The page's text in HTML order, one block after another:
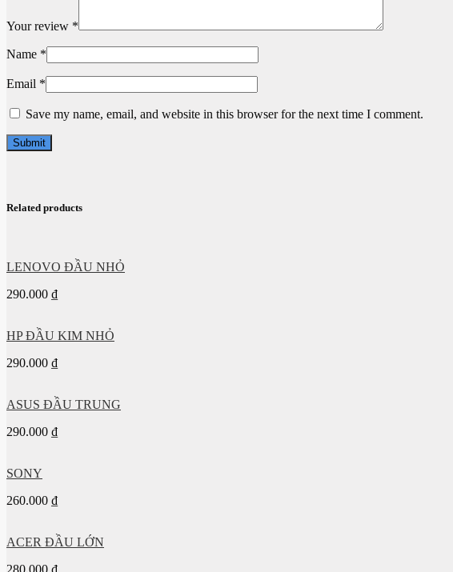
Your review *
Name *
Email *
Save my name, email, and website in this browser for the next time I comment.
Related products
LENOVO ĐẦU NHỎ
290.000 ₫
HP ĐẦU KIM NHỎ
290.000 ₫
ASUS ĐẦU TRUNG
290.000 ₫
SONY
260.000 ₫
ACER ĐẦU LỚN
280.000 ₫